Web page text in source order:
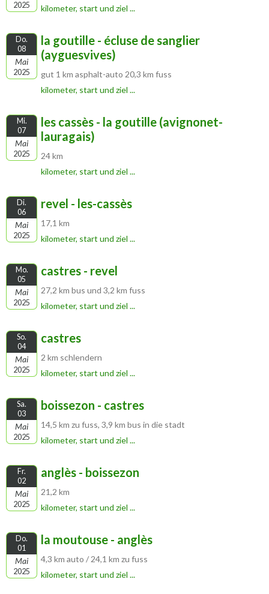
2025
kilometer, start und ziel ...
Do.
08
Mai
2025
la goutille - écluse de sanglier
(ayguesvives)
gut 1 km asphalt-auto 20,3 km fuss
kilometer, start und ziel ...
Mi.
07
Mai
2025
les cassès - la goutille (avignonet-
lauragais)
24 km
kilometer, start und ziel ...
Di.
06
Mai
2025
revel - les-cassès
17,1 km
kilometer, start und ziel ...
Mo.
05
Mai
2025
castres - revel
27,2 km bus und 3,2 km fuss
kilometer, start und ziel ...
So.
04
Mai
2025
castres
2 km schlendern
kilometer, start und ziel ...
Sa.
03
Mai
2025
boissezon - castres
14,5 km zu fuss, 3,9 km bus in die stadt
kilometer, start und ziel ...
Fr.
02
Mai
2025
anglès - boissezon
21,2 km
kilometer, start und ziel ...
Do.
01
Mai
2025
la moutouse - anglès
4,3 km auto / 24,1 km zu fuss
kilometer, start und ziel ...